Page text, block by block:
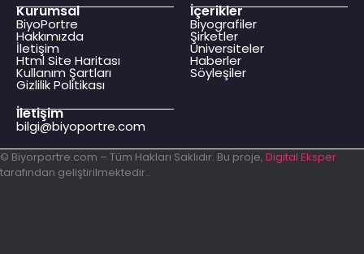
Kurumsal
BiyoPortre
Hakkımızda
İletişim
Html Site Haritası
Kullanım Şartları
Gizlilik Politikası
İçerikler
Biyografiler
Şirketler
Üniversiteler
Haberler
Söyleşiler
İletişim
bilgi@biyoportre.com
© Biyorportre.com – Tüm Hakları Saklıdır. Bu proje, Digital Eksper
tarafından geliştirilmektedir..